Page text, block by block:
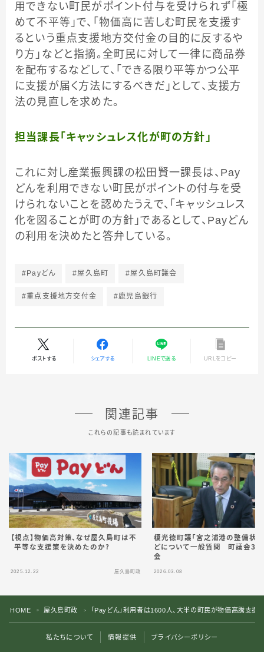
用できない町民がポイント付与を受けられず「極
めて不平等」で、「物価高に苦しむ町民を支援す
るという重点支援地方交付金の目的に反するや
り方」などと指摘。全町民に対して一律に商品券
を配布するなどして、「できる限り平等かつ公平
に支援が届く方法にするべきだ」として、支援方
法の見直しを求めた。
担当課長「キャッシュレス化が町の方針」
これに対し産業振興課の松田賢一課長は、Pay
どんを利用できない町民がポイントの付与を受
けられないことを認めたうえで、「キャッシュレス
化を図ることが町の方針」であるとして、Payどん
の利用を決めたと答弁している。
#Payどん #屋久島町 #屋久島町議会
#重点支援地方交付金 #鹿児島銀行
ポストする シェアする LINEで送る URLをコピー
関連記事
これらの記事も読まれています
【視点】物価高対策、なぜ屋久島町は不
平等な支援策を決めたのか？
2025.12.22 屋久島町政
榎光徳町議「宮之浦港の整備状況
どについて一般質問 町議会3
会
2026.03.08
HOME ＞ 屋久島町政 ＞ 「Payどん」利用者は1600人、大半の町民が物価高騰支援
私たちについて 情報提供 プライバシーポリシー